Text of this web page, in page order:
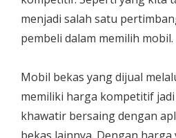
menjadi salah satu
pembeli dalam memilih mobil.
Mobil bekas yang dijual
memiliki harga kompetitif
khawatir bersaing dengan
bekas lainnya. Dengan